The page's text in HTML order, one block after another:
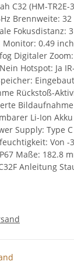
C32 (HM-
Brennweite: 32
Fokusdistanz:
0.49
Digitaler
Hotspot: Ja
Rückstoß-
Li-Ion
Supply: Type
Von -
Maße: 182.8
Anleitung